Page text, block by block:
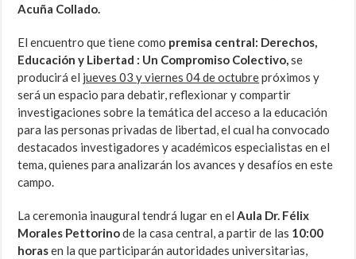
Acuña Collado.
El encuentro que tiene como premisa central: Derechos,
Educación y Libertad : Un Compromiso Colectivo,se
producirá el jueves 03 y viernes 04 de octubrepróximos y
será un espacio para debatir, reflexionar y compartir
investigaciones sobre la temática del acceso a la educación
para las personas privadas de libertad, el cual ha convocado
destacados investigadores y académicos especialistas en el
tema, quienes para analizarán los avances y desafíos en este
campo.
La ceremonia inaugural tendrá lugar en elAula Dr. Félix
Morales Pettorinode la casa central, a partir de las 10:00
horasen la que participarán autoridades universitarias,